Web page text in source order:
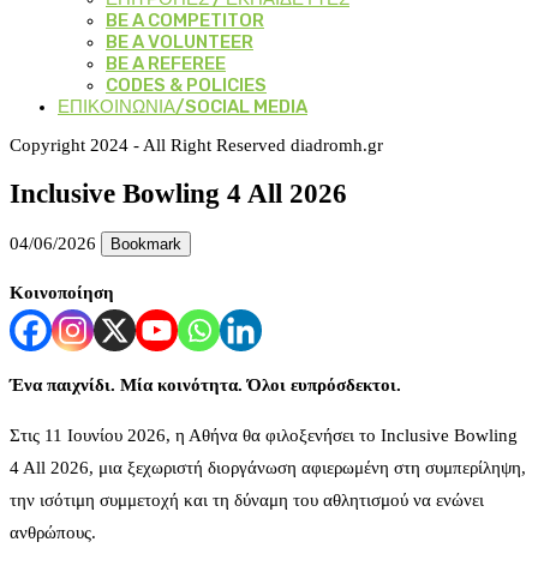
BE A COMPETITOR
BE A VOLUNTEER
BE A REFEREE
CODES & POLICIES
ΕΠΙΚΟΙΝΩΝΙΑ/SOCIAL MEDIA
Copyright 2024 - All Right Reserved diadromh.gr
Inclusive Bowling 4 All 2026
04/06/2026 Bookmark
Κοινοποίηση
Έναπαιχνίδι. Μία κοινότητα. Όλοι ευπρόσδεκτοι.
Στις 11 Ιουνίου 2026, η Αθήνα θα φιλοξενήσει το Inclusive Bowling
4 All 2026, μια ξεχωριστή διοργάνωση αφιερωμένη στη συμπερίληψη,
την ισότιμη συμμετοχή και τη δύναμη του αθλητισμού να ενώνει
ανθρώπους.